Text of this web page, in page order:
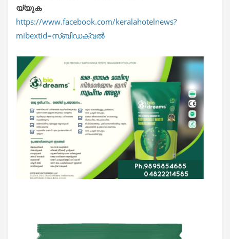
യ്യുക
https://www.facebook.com/keralahotelnews?
mibextid=സ്‌ബിഡക്വൽ